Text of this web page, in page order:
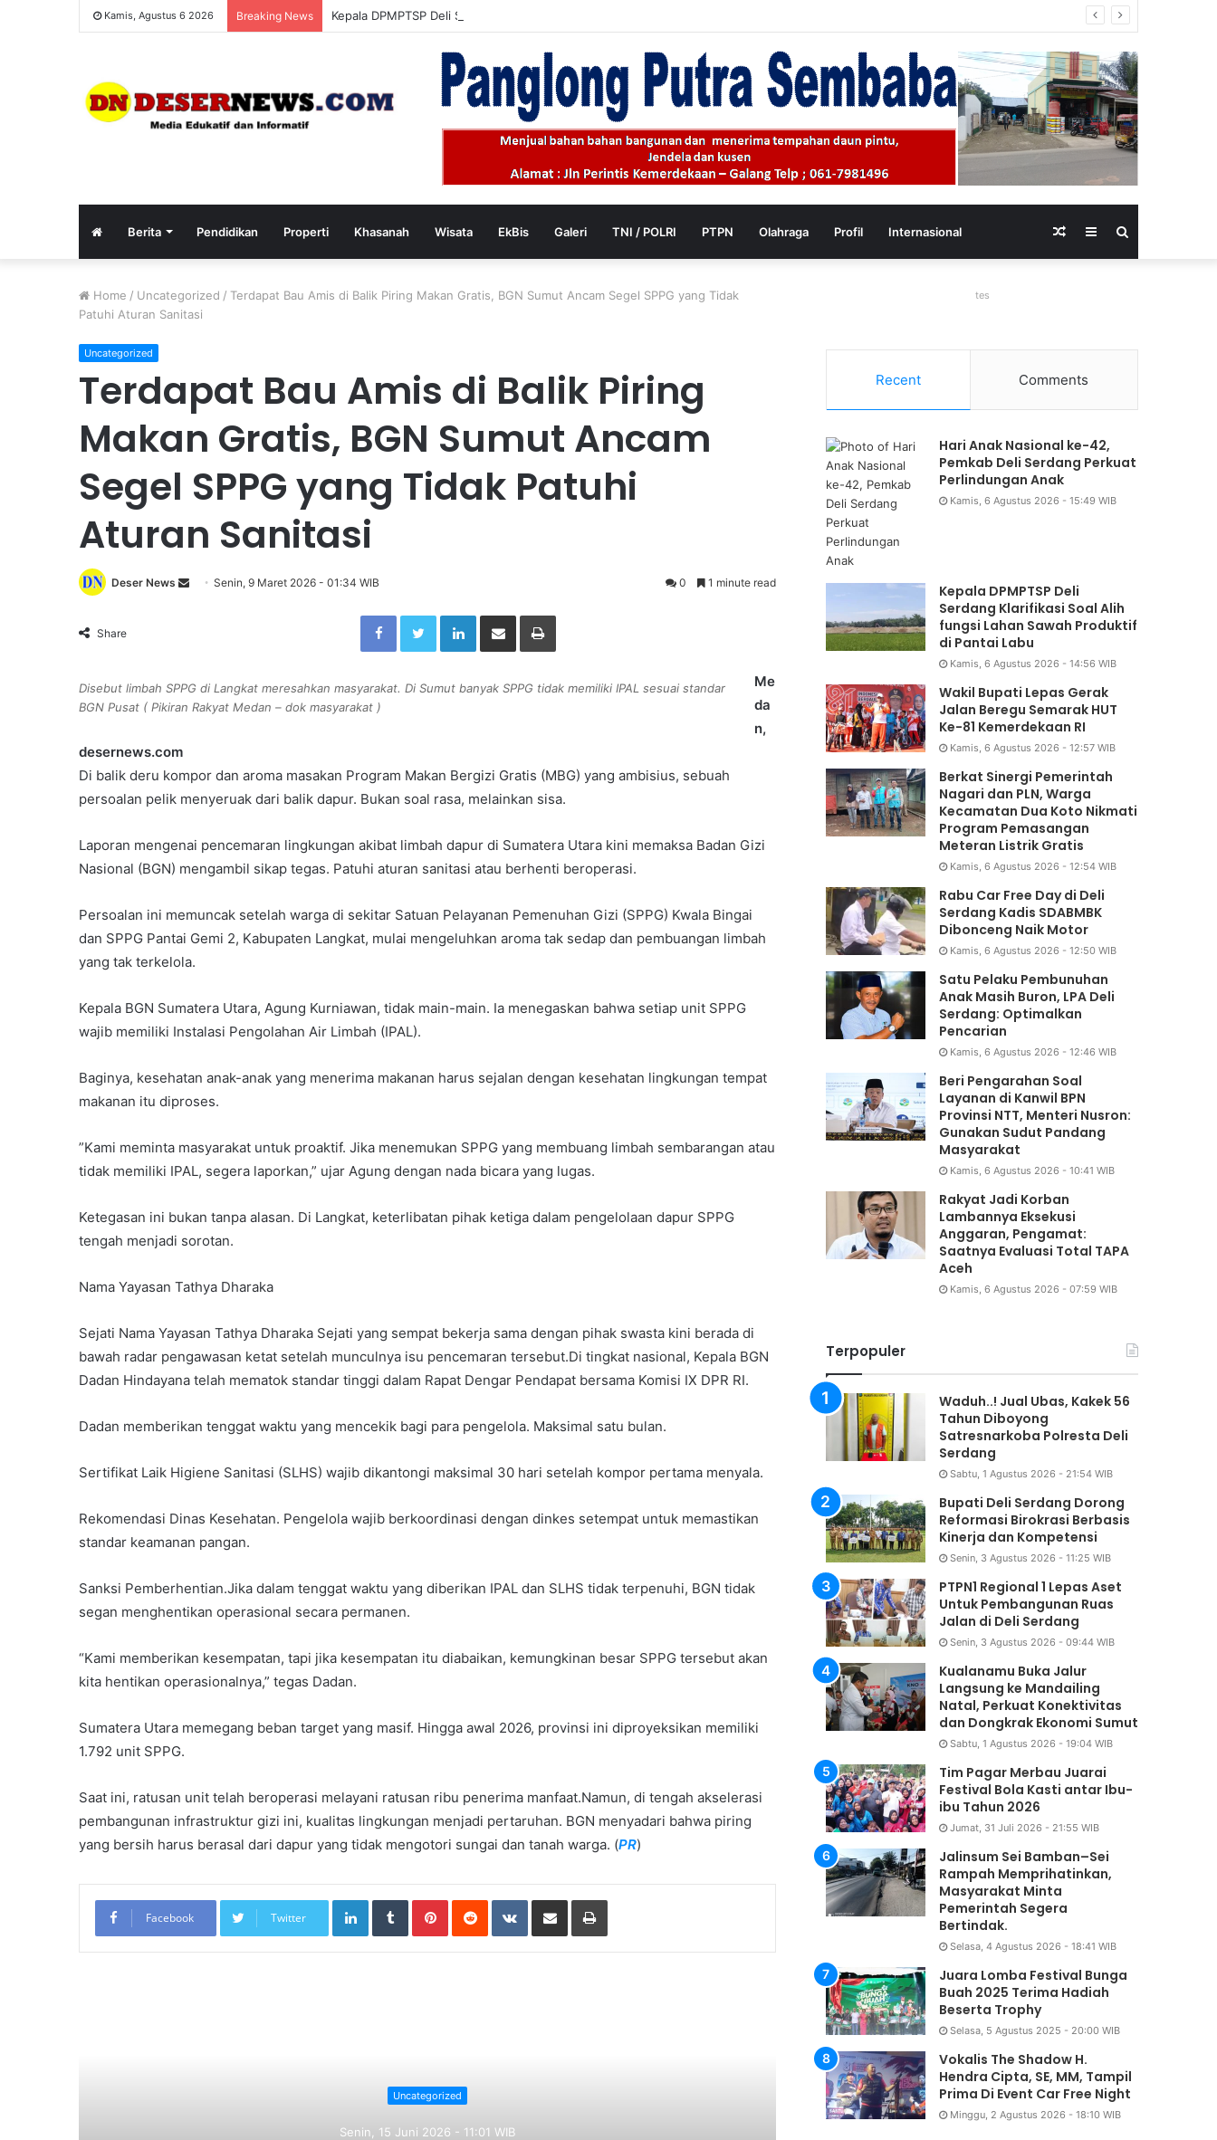
Kamis, Agustus 6 2026 Breaking News Kepala DPMPTSP Deli Serdang Klarifikasi Soal Alih fungsi Lahan Sawah Produktif di Pantai Labu
Berita Pendidikan Properti Khasanah Wisata EkBis Galeri TNI / POLRI PTPN Olahraga Profil Internasional Sidebar
Random
Home / Uncategorized / Terdapat Bau Amis di Balik Piring Makan Gratis, BGN Sumut Ancam Segel SPPG yang Tidak
Patuhi Aturan Sanitasi
Uncategorized
Terdapat Bau Amis di Balik Piring
Makan Gratis, BGN Sumut Ancam
Segel SPPG yang Tidak Patuhi
Aturan Sanitasi
Deser News
n
e
l
Senin, 9 Maret 2026 - 01:34 WIB 0 1 minute read
Share
Facebook Twitter LinkedIn
Disebut limbah SPPG di Langkat meresahkan masyarakat. Di Sumut banyak SPPG tidak memiliki IPAL sesuai standar
BGN Pusat ( Pikiran Rakyat Medan – dok masyarakat )
Me
da
n,
desernews.com
Di balik deru kompor dan aroma masakan Program Makan Bergizi Gratis (MBG) yang ambisius, sebuah
persoalan pelik menyeruak dari balik dapur. Bukan soal rasa, melainkan sisa.
Laporan mengenai pencemaran lingkungan akibat limbah dapur di Sumatera Utara kini memaksa Badan Gizi
Nasional (BGN) mengambil sikap tegas. Patuhi aturan sanitasi atau berhenti beroperasi.
​Persoalan ini memuncak setelah warga di sekitar Satuan Pelayanan Pemenuhan Gizi (SPPG) Kwala Bingai
dan SPPG Pantai Gemi 2, Kabupaten Langkat, mulai mengeluhkan aroma tak sedap dan pembuangan limbah
yang tak terkelola.
​Kepala BGN Sumatera Utara, Agung Kurniawan, tidak main-main. Ia menegaskan bahwa setiap unit SPPG
wajib memiliki Instalasi Pengolahan Air Limbah (IPAL).
Baginya, kesehatan anak-anak yang menerima makanan harus sejalan dengan kesehatan lingkungan tempat
makanan itu diproses.
​”Kami meminta masyarakat untuk proaktif. Jika menemukan SPPG yang membuang limbah sembarangan atau
tidak memiliki IPAL, segera laporkan,” ujar Agung dengan nada bicara yang lugas.​
Ketegasan ini bukan tanpa alasan. Di Langkat, keterlibatan pihak ketiga dalam pengelolaan dapur SPPG
tengah menjadi sorotan.
Nama Yayasan Tathya Dharaka
Sejati Nama Yayasan Tathya Dharaka Sejati yang sempat bekerja sama dengan pihak swasta kini berada di
bawah radar pengawasan ketat setelah munculnya isu pencemaran tersebut.​Di tingkat nasional, Kepala BGN
Dadan Hindayana telah mematok standar tinggi dalam Rapat Dengar Pendapat bersama Komisi IX DPR RI.
Dadan memberikan tenggat waktu yang mencekik bagi para pengelola. Maksimal satu bulan.
​Sertifikat Laik Higiene Sanitasi (SLHS) wajib dikantongi maksimal 30 hari setelah kompor pertama menyala.​
Rekomendasi Dinas Kesehatan. Pengelola wajib berkoordinasi dengan dinkes setempat untuk memastikan
standar keamanan pangan.​
Sanksi Pemberhentian.Jika dalam tenggat waktu yang diberikan IPAL dan SLHS tidak terpenuhi, BGN tidak
segan menghentikan operasional secara permanen.​
“Kami memberikan kesempatan, tapi jika kesempatan itu diabaikan, kemungkinan besar SPPG tersebut akan
kita hentikan operasionalnya,” tegas Dadan.
​Sumatera Utara memegang beban target yang masif. Hingga awal 2026, provinsi ini diproyeksikan memiliki
1.792 unit SPPG.
Saat ini, ratusan unit telah beroperasi melayani ratusan ribu penerima manfaat.​Namun, di tengah akselerasi
pembangunan infrastruktur gizi ini, kualitas lingkungan menjadi pertaruhan. BGN menyadari bahwa piring
yang bersih harus berasal dari dapur yang tidak mengotori sungai dan tanah warga. (PR)
Facebook Twitter
LinkedIn Tumblr Pinterest Reddit VKontakte
Uncategorized
Senin, 15 Juni 2026 - 11:01 WIB
Uncategorized
tes
Recent Comments
Hari Anak Nasional ke-42,
Pemkab Deli Serdang Perkuat
Perlindungan Anak
Kamis, 6 Agustus 2026 - 15:49 WIB
Kepala DPMPTSP Deli
Serdang Klarifikasi Soal Alih
fungsi Lahan Sawah Produktif
di Pantai Labu
Kamis, 6 Agustus 2026 - 14:56 WIB
Wakil Bupati Lepas Gerak
Jalan Beregu Semarak HUT
Ke-81 Kemerdekaan RI
Kamis, 6 Agustus 2026 - 12:57 WIB
Berkat Sinergi Pemerintah
Nagari dan PLN, Warga
Kecamatan Dua Koto Nikmati
Program Pemasangan
Meteran Listrik Gratis
Kamis, 6 Agustus 2026 - 12:54 WIB
Rabu Car Free Day di Deli
Serdang Kadis SDABMBK
Dibonceng Naik Motor
Kamis, 6 Agustus 2026 - 12:50 WIB
Satu Pelaku Pembunuhan
Anak Masih Buron, LPA Deli
Serdang: Optimalkan
Pencarian
Kamis, 6 Agustus 2026 - 12:46 WIB
Beri Pengarahan Soal
Layanan di Kanwil BPN
Provinsi NTT, Menteri Nusron:
Gunakan Sudut Pandang
Masyarakat
Kamis, 6 Agustus 2026 - 10:41 WIB
Rakyat Jadi Korban
Lambannya Eksekusi
Anggaran, Pengamat:
Saatnya Evaluasi Total TAPA
Aceh
Kamis, 6 Agustus 2026 - 07:59 WIB
Terpopuler
Waduh..! Jual Ubas, Kakek 56
Tahun Diboyong
Satresnarkoba Polresta Deli
Serdang
Sabtu, 1 Agustus 2026 - 21:54 WIB
Bupati Deli Serdang Dorong
Reformasi Birokrasi Berbasis
Kinerja dan Kompetensi
Senin, 3 Agustus 2026 - 11:25 WIB
PTPN1 Regional 1 Lepas Aset
Untuk Pembangunan Ruas
Jalan di Deli Serdang
Senin, 3 Agustus 2026 - 09:44 WIB
Kualanamu Buka Jalur
Langsung ke Mandailing
Natal, Perkuat Konektivitas
dan Dongkrak Ekonomi Sumut
Sabtu, 1 Agustus 2026 - 19:04 WIB
Tim Pagar Merbau Juarai
Festival Bola Kasti antar Ibu-
ibu Tahun 2026
Jumat, 31 Juli 2026 - 21:55 WIB
Jalinsum Sei Bamban–Sei
Rampah Memprihatinkan,
Masyarakat Minta
Pemerintah Segera
Bertindak.
Selasa, 4 Agustus 2026 - 18:41 WIB
Juara Lomba Festival Bunga
Buah 2025 Terima Hadiah
Beserta Trophy
Selasa, 5 Agustus 2025 - 20:00 WIB
Vokalis The Shadow H.
Hendra Cipta, SE, MM, Tampil
Prima Di Event Car Free Night
Minggu, 2 Agustus 2026 - 18:10 WIB